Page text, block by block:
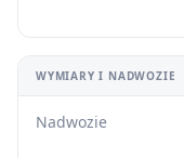
WYMIARY I NADWOZIE
Nadwozie